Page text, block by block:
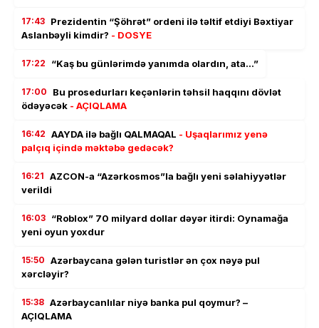
17:43 Prezidentin “Şöhrət” ordeni ilə təltif etdiyi Bəxtiyar
Aslanbəyli kimdir? - DOSYE
17:22 “Kaş bu günlərimdə yanımda olardın, ata…”
17:00
Bu prosedurları keçənlərin təhsil haqqını dövlət
ödəyəcək - AÇIQLAMA
16:42 AAYDA ilə bağlı QALMAQAL - Uşaqlarımız yenə
palçıq içində məktəbə gedəcək?
16:21 AZCON-a “Azərkosmos”la bağlı yeni səlahiyyətlər
verildi
16:03 “Roblox” 70 milyard dollar dəyər itirdi: Oynamağa
yeni oyun yoxdur
15:50 Azərbaycana gələn turistlər ən çox nəyə pul
xərcləyir?
15:38 Azərbaycanlılar niyə banka pul qoymur? –
AÇIQLAMA